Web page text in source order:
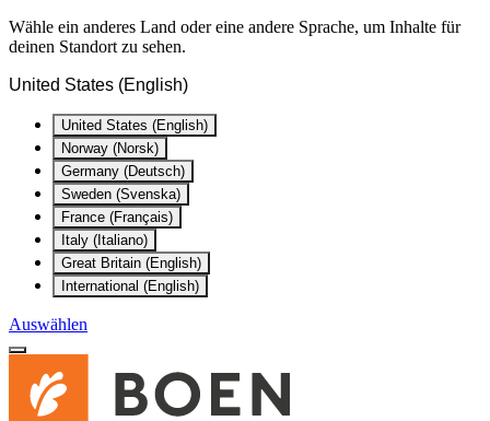
Wähle ein anderes Land oder eine andere Sprache, um Inhalte für
deinen Standort zu sehen.
United States (English)
United States (English)
Norway (Norsk)
Germany (Deutsch)
Sweden (Svenska)
France (Français)
Italy (Italiano)
Great Britain (English)
International (English)
Auswählen